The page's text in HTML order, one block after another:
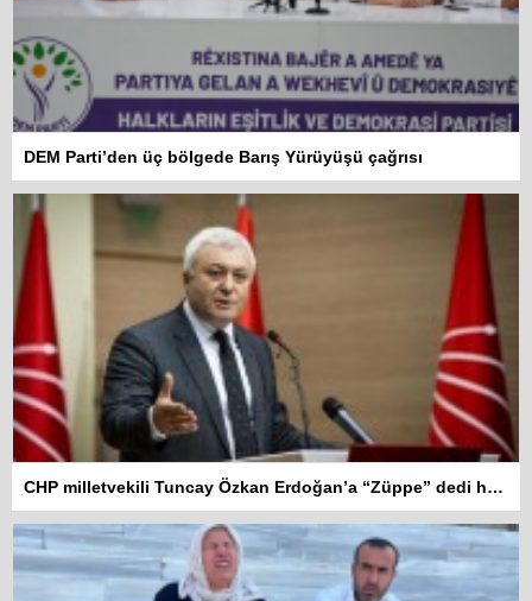
DEM Parti’den üç bölgede Barış Yürüyüşü çağrısı
CHP milletvekili Tuncay Özkan Erdoğan’a “Züppe” dedi hakkında soruşturma açıldı